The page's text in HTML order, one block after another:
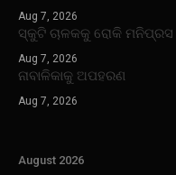
Aug 7, 2026
ସ୍କୁଟି ଚାଳକକୁ ରୋକି
Aug 7, 2026
ନାବାଳିକାକୁ ଅପହରଣ
Aug 7, 2026
August 2026